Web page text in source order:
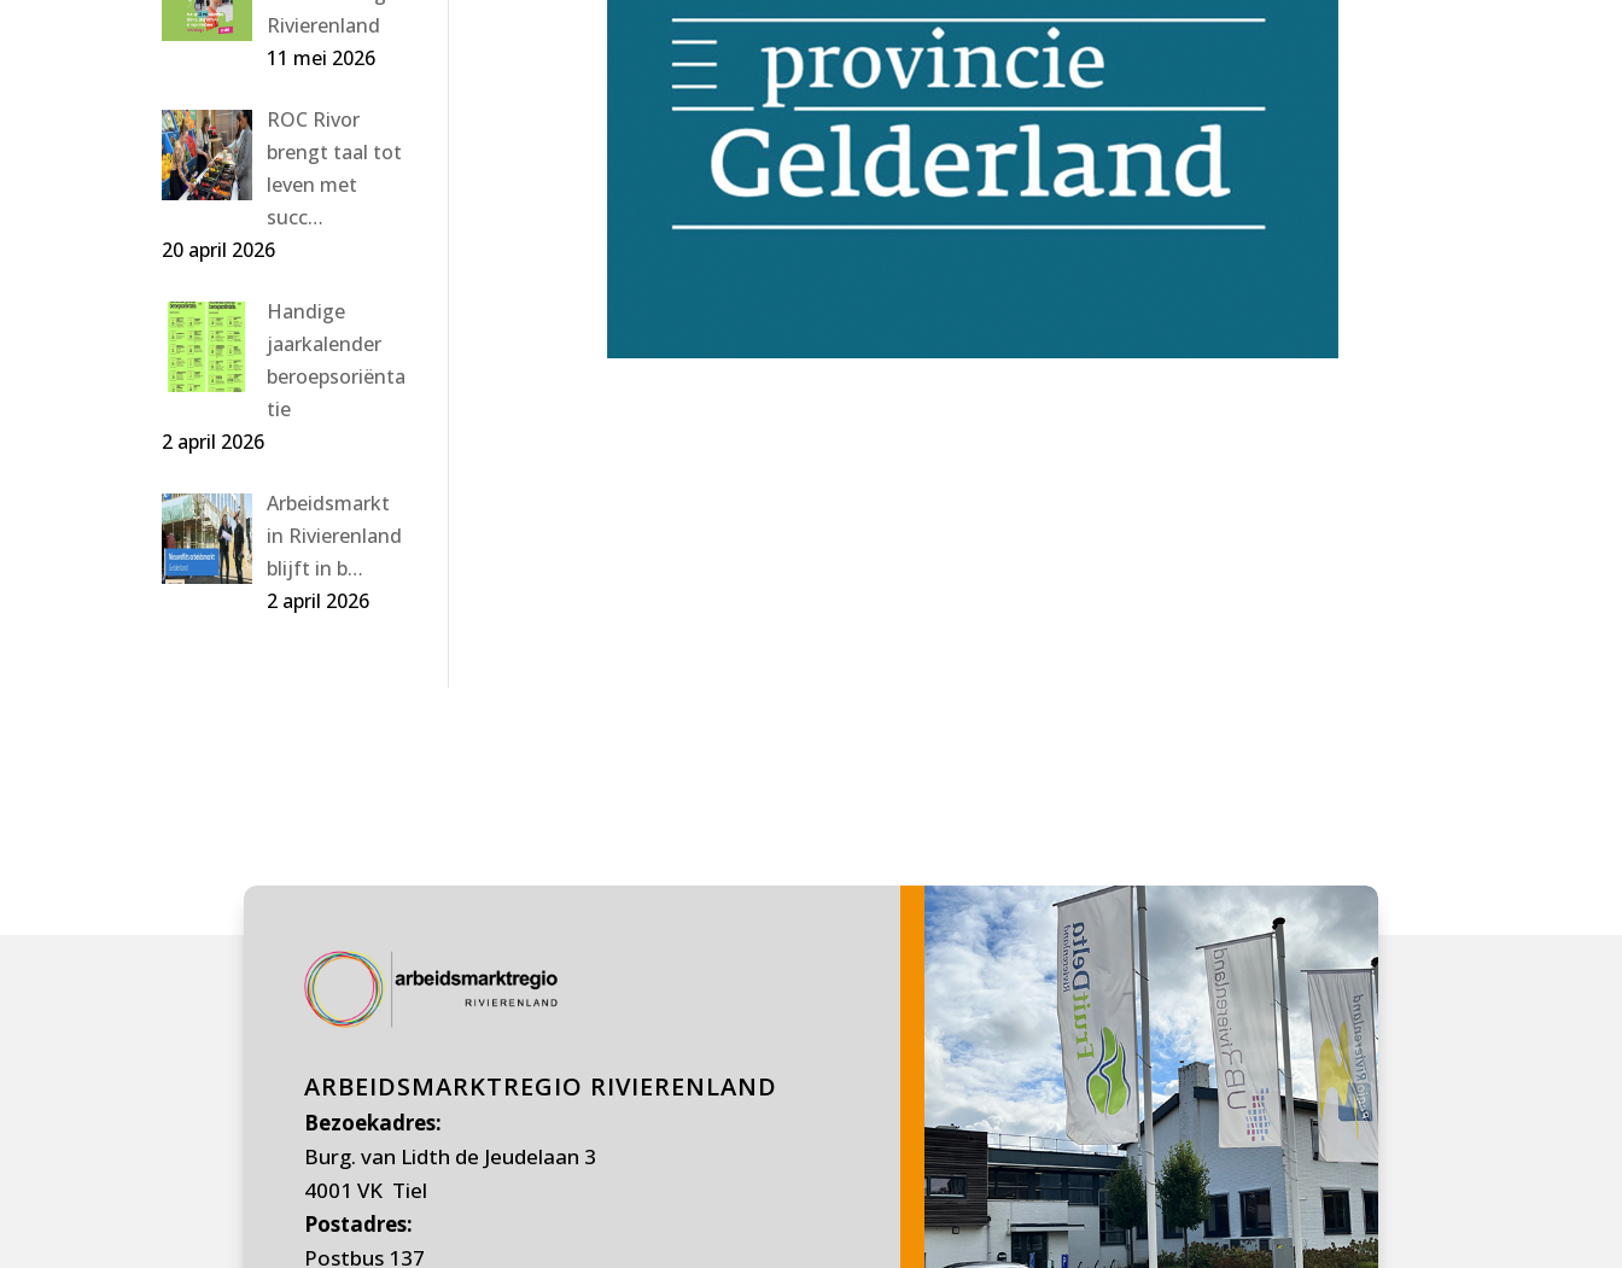
Rivierenland
11 mei 2026
ROC Rivor
brengt taal tot
leven met
succ…
20 april 2026
Handige
jaarkalender
beroepsoriënta
tie
2 april 2026
Arbeidsmarkt
in Rivierenland
blijft in b…
2 april 2026
ARBEIDSMARKTREGIO RIVIERENLAND
Bezoekadres:
Burg. van Lidth de Jeudelaan 3
4001 VK Tiel
Postadres:
Postbus 137